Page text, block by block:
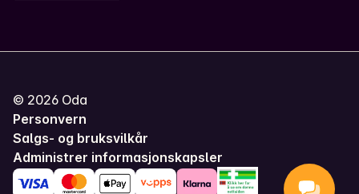
© 2026 Oda
Personvern
Salgs- og bruksvilkår
Administrer informasjonskapsler